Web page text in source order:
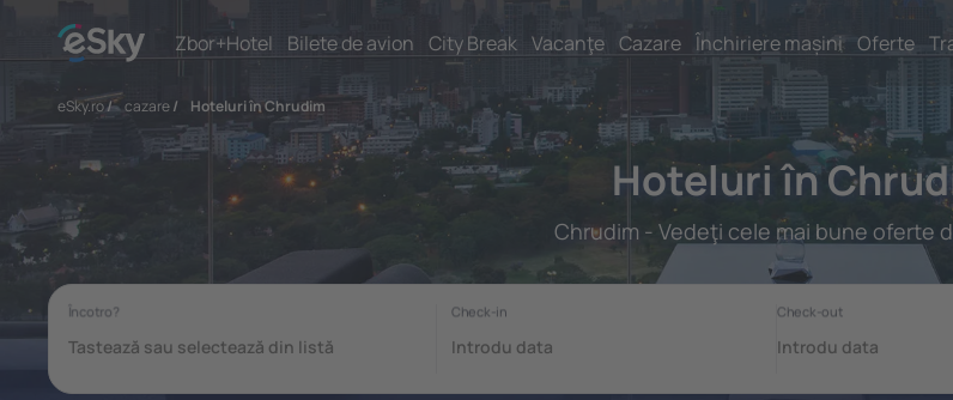
Zbor+Hotel Bilete de avion City Break Vacanţe Cazare Închiriere mașini Oferte
eSky.ro/ cazare/ Hoteluri în Chrudim
Hoteluri în
Chrudim - Vedeţi cele mai bune oferte